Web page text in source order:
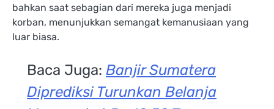
bahkan saat sebagian dari mereka juga menjadi
korban, menunjukkan semangat kemanusiaan yang
luar biasa.
Baca Juga: Banjir Sumatera
Diprediksi Turunkan Belanja